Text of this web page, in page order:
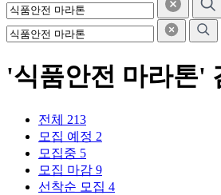
'식품안전 마라톤'
전체 213
모집 예정 2
모집중 5
모집 마감 9
선착순 모집 4